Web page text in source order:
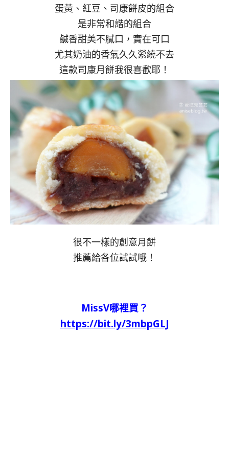
蛋黃、紅豆、司康餅皮的組合
是非常和諧的組合
鹹香甜美不膩口，實在可口
尤其奶油的香氣久久縈繞不去
這款司康月餅我很喜歡耶！
很不一樣的創意月餅
推薦給各位試試哦！
MissV哪裡買？
https://bit.ly/3mbpGLJ